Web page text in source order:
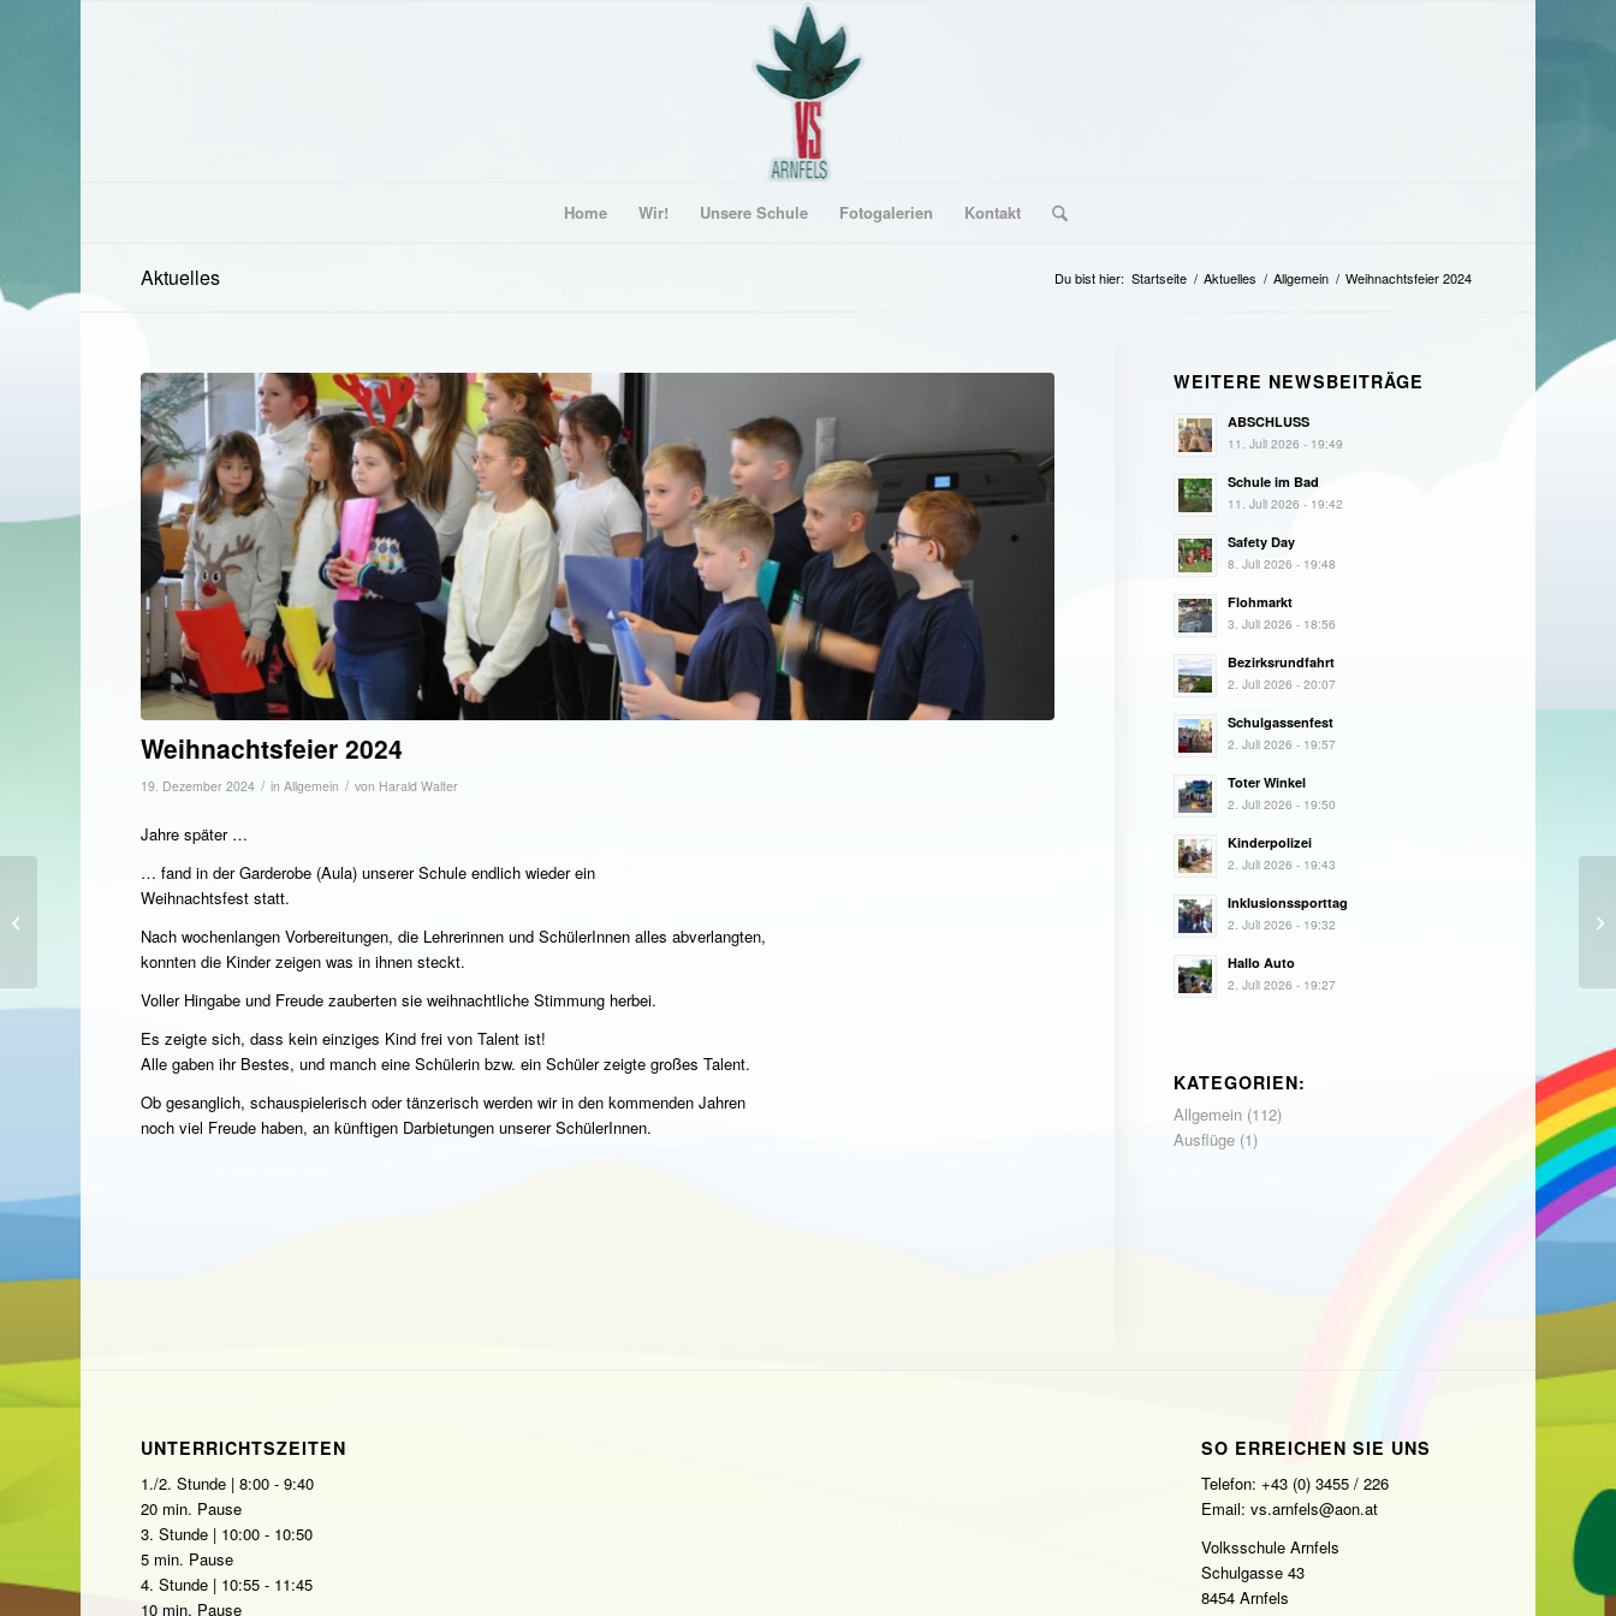
Home Wir! Unsere Schule Fotogalerien Kontakt
Aktuelles Du bist hier: Startseite / Aktuelles / Allgemein / Weihnachtsfeier 2024
Weihnachtsfeier 2024
19. Dezember 2024 / inAllgemein / von Harald Walter
Jahre später …
… fand in der Garderobe (Aula) unserer Schule endlich wieder ein
Weihnachtsfest statt.
Nach wochenlangen Vorbereitungen, die Lehrerinnen und SchülerInnen alles abverlangten,
konnten die Kinder zeigen was in ihnen steckt.
Voller Hingabe und Freude zauberten sie weihnachtliche Stimmung herbei.
Es zeigte sich, dass kein einziges Kind frei von Talent ist!
Alle gaben ihr Bestes, und manch eine Schülerin bzw. ein Schüler zeigte großes Talent.
Ob gesanglich, schauspielerisch oder tänzerisch werden wir in den kommenden Jahren
noch viel Freude haben, an künftigen Darbietungen unserer SchülerInnen.
WEITERE NEWSBEITRÄGE
ABSCHLUSS
11. Juli 2026 - 19:49
Schule im Bad
11. Juli 2026 - 19:42
Safety Day
8. Juli 2026 - 19:48
Flohmarkt
3. Juli 2026 - 18:56
Bezirksrundfahrt
2. Juli 2026 - 20:07
Schulgassenfest
2. Juli 2026 - 19:57
Toter Winkel
2. Juli 2026 - 19:50
Kinderpolizei
2. Juli 2026 - 19:43
Inklusionssporttag
2. Juli 2026 - 19:32
Hallo Auto
2. Juli 2026 - 19:27
KATEGORIEN:
Allgemein (112)
Ausflüge (1)
UNTERRICHTSZEITEN
1./2. Stunde | 8:00 - 9:40
20 min. Pause
3. Stunde | 10:00 - 10:50
5 min. Pause
4. Stunde | 10:55 - 11:45
10 min. Pause
SO ERREICHEN SIE UNS
Telefon: +43 (0) 3455 / 226
Email: vs.arnfels@aon.at
Volksschule Arnfels
Schulgasse 43
8454 Arnfels
Der Nikolaus war bei